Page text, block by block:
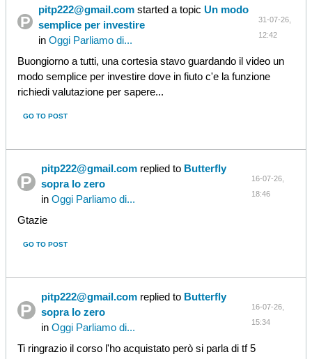
pitp222@gmail.comstarted a topic Un modo
semplice per investire
in Oggi Parliamo di...
31-07-26,
12:42
Buongiorno a tutti, una cortesia stavo guardando il video un
modo semplice per investire dove in fiuto c'e la funzione
richiedi valutazione per sapere...
GO TO POST
pitp222@gmail.comreplied to Butterfly
sopra lo zero
in Oggi Parliamo di...
16-07-26,
18:46
Gtazie
GO TO POST
pitp222@gmail.comreplied to Butterfly
sopra lo zero
in Oggi Parliamo di...
16-07-26,
15:34
Ti ringrazio il corso l'ho acquistato però si parla di tf 5